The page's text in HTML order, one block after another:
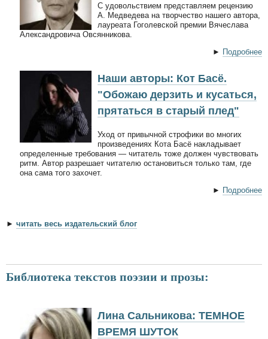
С удовольствием представляем рецензию
А. Медведева на творчество нашего автора,
лауреата Гоголевской премии Вячеслава
Александровича Овсянникова.
► Подробнее
Наши авторы: Кот Басё.
"Обожаю дерзить и кусаться,
прятаться в старый плед"
Уход от привычной строфики во многих
произведениях Кота Басё накладывает
определенные требования — читатель тоже должен чувствовать
ритм. Автор разрешает читателю остановиться только там, где
она сама того захочет.
► Подробнее
► читать весь издательский блог
Библиотека текстов поэзии и прозы:
Лина Сальникова: ТЕМНОЕ
ВРЕМЯ ШУТОК